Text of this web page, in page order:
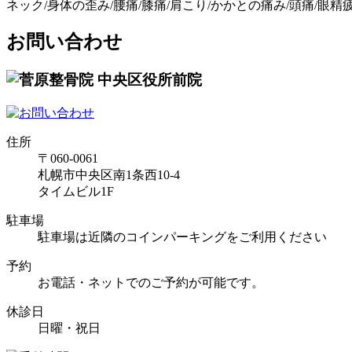
ネック/身体の歪み/腰痛/膝痛/肩こり/かかとの痛み/頭痛/眼精
お問い合わせ
住所
〒060-0061
札幌市中央区南1条西10-4
タイムビル1F
駐車場
駐車場は近隣のコインパーキングをご利用ください
予約
お電話・ネットでのご予約が可能です。
休診日
日曜・祝日